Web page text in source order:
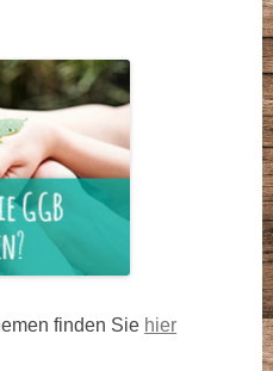
finden Sie hier